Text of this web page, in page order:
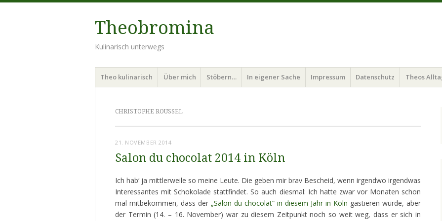
Theobromina
Kulinarisch unterwegs
Menü
Zum
Inhalt
Theo kulinarisch Über mich Stöbern… In eigener Sache Impressum Datenschutz Theos
CHRISTOPHE ROUSSEL
21. NOVEMBER 2014
Salon du chocolat 2014 in Köln
Ich hab‘ ja mittlerweile so meine Leute. Die geben mir brav Bescheid, wenn irgendwo irgendwas
Interessantes mit Schokolade stattfindet. So auch diesmal: Ich hatte zwar vor Monaten schon
mal mitbekommen, dass der „Salon du chocolat“ in diesem Jahr in Köln gastieren würde, aber
der Termin (14. – 16. November) war zu diesem Zeitpunkt noch so weit weg, dass er sich in